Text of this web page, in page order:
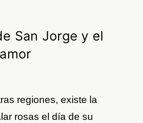
San Jorge y el
regiones, existe la
rosas el día de su